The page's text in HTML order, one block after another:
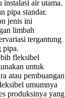
instalasi air utama.
pipa standar.
jenis ini
limbah
tergantung
pipa.
fleksibel
untuk
atau pembuangan
umumnya
produksinya yang